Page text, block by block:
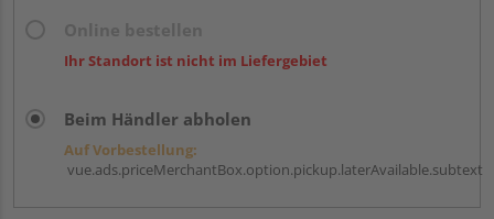
Ihr Standort ist nicht im Liefergebiet
Beim Händler abholen
Auf Vorbestellung:
vue.ads.priceMerchantBox.option.pickup.laterAvailable.subtext